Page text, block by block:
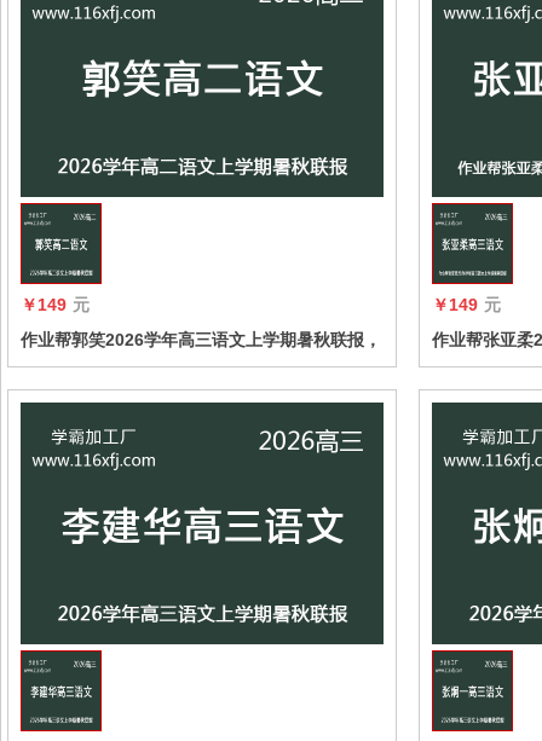
收藏
￥149 元
作业帮郭笑2026学年高三语文上学期暑秋联报，
暑假班更新完毕，秋季班同步更新中
￥149 元
作业帮张亚柔
报，暑假班更
收藏